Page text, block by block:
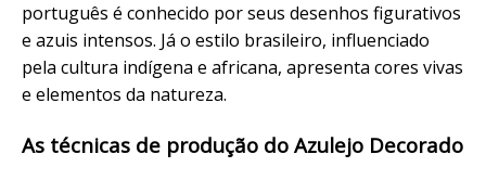
português é conhecido por seus desenhos figurativos
e azuis intensos. Já o estilo brasileiro, influenciado
pela cultura indígena e africana, apresenta cores vivas
e elementos da natureza.
As técnicas de produção do Azulejo Decorado